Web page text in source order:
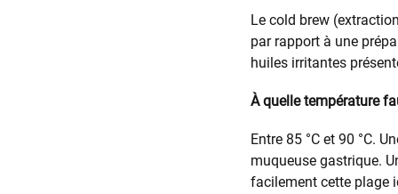
Le cold brew
par rapport à une
huiles irritantes
À quelle température
Entre 85 °C et 90 °C.
muqueuse gastrique.
facilement cette plage